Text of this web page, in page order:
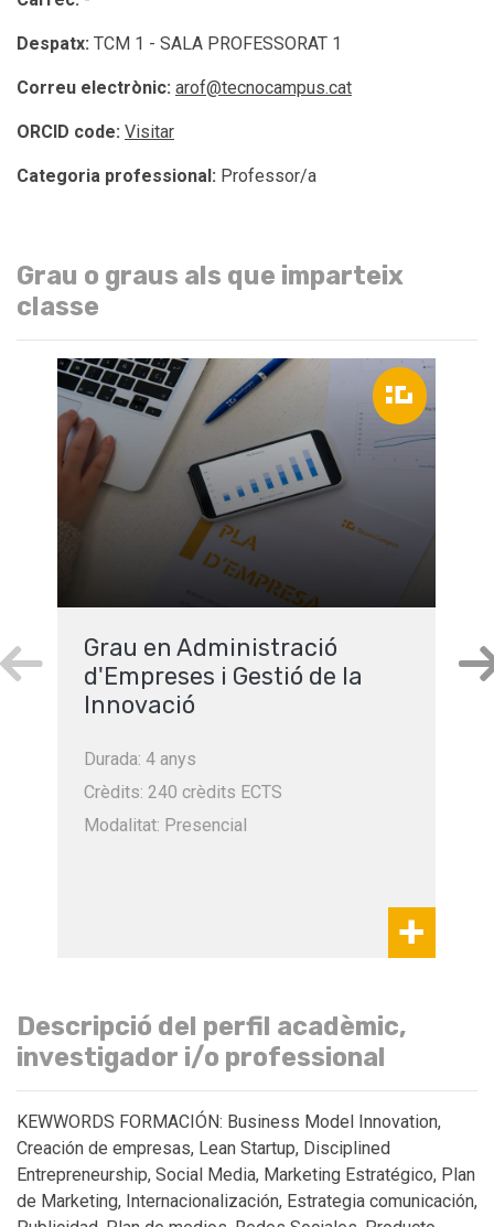
Despatx: TCM 1 - SALA PROFESSORAT 1
Correu electrònic: arof@tecnocampus.cat
ORCID code: Visitar
Categoria professional: Professor/a
Grau o graus als que imparteix
classe
Grau en Administració
d'Empreses i Gestió de la
Innovació
Durada: 4 anys
Crèdits: 240 crèdits ECTS
Modalitat: Presencial
Descripció del perfil acadèmic,
investigador i/o professional
KEWWORDS FORMACIÓN: Business Model Innovation,
Creación de empresas, Lean Startup, Disciplined
Entrepreneurship, Social Media, Marketing Estratégico, Plan
de Marketing, Internacionalización, Estrategia comunicación,